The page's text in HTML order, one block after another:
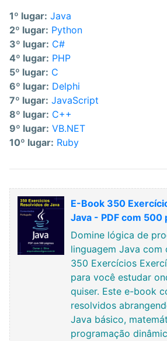
1º lugar: Java
2º lugar: Python
3º lugar: C#
4º lugar: PHP
5º lugar: C
6º lugar: Delphi
7º lugar: JavaScript
8º lugar: C++
9º lugar: VB.NET
10º lugar: Ruby
E-Book 350
Java - PDF com 500
Domine lógica de
linguagem Java com
350 Exercícios
para você estudar
quiser. Este e-book
resolvidos
Java básico,
programação